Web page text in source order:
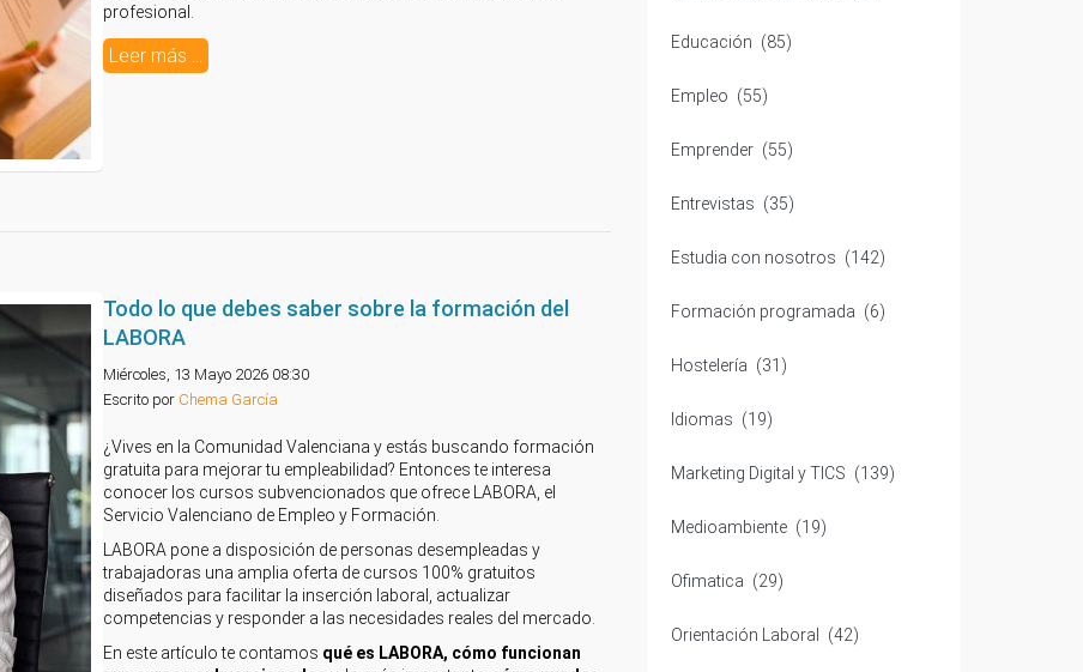
profesional.
Leer más ...
Todo lo que debes saber sobre la formación del
LABORA
Miércoles, 13 Mayo 2026 08:30
Escrito por Chema García
¿Vives en la Comunidad Valenciana y estás buscando formación
gratuita para mejorar tu empleabilidad? Entonces te interesa
conocer los cursos subvencionados que ofrece LABORA, el
Servicio Valenciano de Empleo y Formación.
LABORA pone a disposición de personas desempleadas y
trabajadoras una amplia oferta de cursos 100% gratuitos
diseñados para facilitar la inserción laboral, actualizar
competencias y responder a las necesidades reales del mercado.
En este artículo te contamos qué es LABORA, cómo funcionan
Educación (85)
Empleo (55)
Emprender (55)
Entrevistas (35)
Estudia con nosotros (142)
Formación programada (6)
Hostelería (31)
Idiomas (19)
Marketing Digital y TICS (139)
Medioambiente (19)
Ofimatica (29)
Orientación Laboral (42)